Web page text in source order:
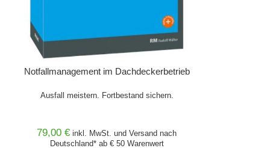
Notfallmanagement im Dachdeckerbetrieb
Ausfall meistern. Fortbestand sichern.
79,00 € inkl. MwSt. undVersand nach
Deutschland* ab € 50 Warenwert